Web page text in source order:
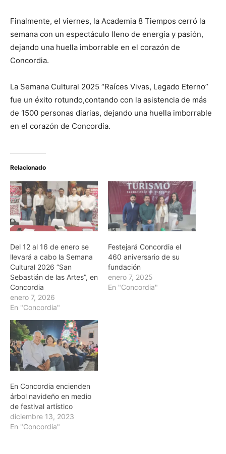
Finalmente, el viernes, la Academia 8 Tiempos cerró la
semana con un espectáculo lleno de energía y pasión,
dejando una huella imborrable en el corazón de
Concordia.
La Semana Cultural 2025 “Raíces Vivas, Legado Eterno”
fue un éxito rotundo,contando con la asistencia de más
de 1500 personas diarias, dejando una huella imborrable
en el corazón de Concordia.
Relacionado
Del 12 al 16 de enero se
llevará a cabo la Semana
Cultural 2026 “San
Sebastián de las Artes”, en
Concordia
enero 7, 2026
En "Concordia"
Festejará Concordia el
460 aniversario de su
fundación
enero 7, 2025
En "Concordia"
En Concordia encienden
árbol navideño en medio
de festival artístico
diciembre 13, 2023
En "Concordia"